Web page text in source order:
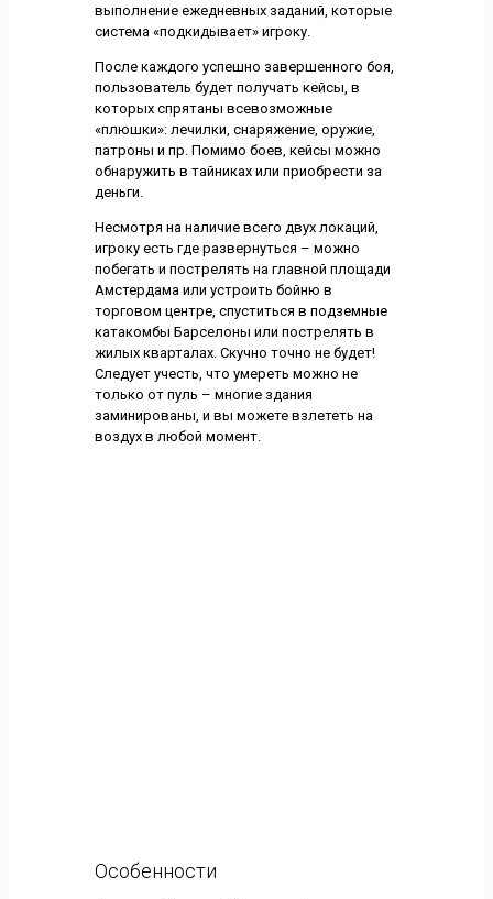
выполнение ежедневных заданий, которые
система «подкидывает» игроку.
После каждого успешно завершенного боя,
пользователь будет получать кейсы, в
которых спрятаны всевозможные
«плюшки»: лечилки, снаряжение, оружие,
патроны и пр. Помимо боев, кейсы можно
обнаружить в тайниках или приобрести за
деньги.
Несмотря на наличие всего двух локаций,
игроку есть где развернуться – можно
побегать и пострелять на главной площади
Амстердама или устроить бойню в
торговом центре, спуститься в подземные
катакомбы Барселоны или пострелять в
жилых кварталах. Скучно точно не будет!
Следует учесть, что умереть можно не
только от пуль – многие здания
заминированы, и вы можете взлететь на
воздух в любой момент.
Особенности